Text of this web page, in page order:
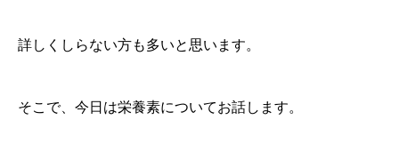
詳しくしらない方も多いと思います。
そこで、今日は栄養素についてお話します。